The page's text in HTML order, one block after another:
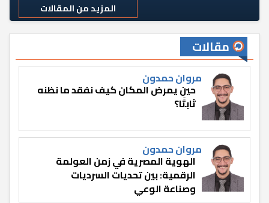
المزيد من المقالات
مقالات
مروان حمدون
حين يمرض المكان كيف نفقد ما نظنه
ثابتًا؟
مروان حمدون
الهوية المصرية في زمن العولمة
الرقمية: بين تحديات السرديات
وصناعة الوعي